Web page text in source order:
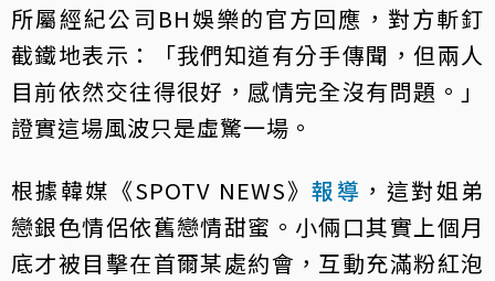
所屬經紀公司BH娛樂的官方回應，對方斬釘
截鐵地表示：「我們知道有分手傳聞，但兩人
目前依然交往得很好，感情完全沒有問題。」
證實這場風波只是虛驚一場。
根據韓媒《SPOTV NEWS》報導 ，這對姐弟
戀銀色情侶依舊戀情甜蜜。小倆口其實上個月
底才被目擊在首爾某處約會，互動充滿粉紅泡